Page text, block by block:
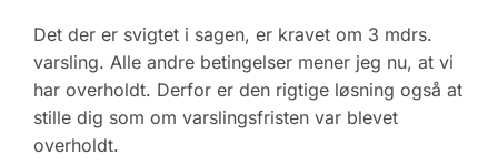
Det der er svigtet i sagen, er kravet om 3 mdrs.
varsling. Alle andre betingelser mener jeg nu, at vi
har overholdt. Derfor er den rigtige løsning også at
stille dig som om varslingsfristen var blevet
overholdt.